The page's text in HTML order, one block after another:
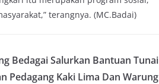
terangnya. (MC.Badai)
Bedagai Salurkan Bantuan Tunai
Pedagang Kaki Lima Dan Warung